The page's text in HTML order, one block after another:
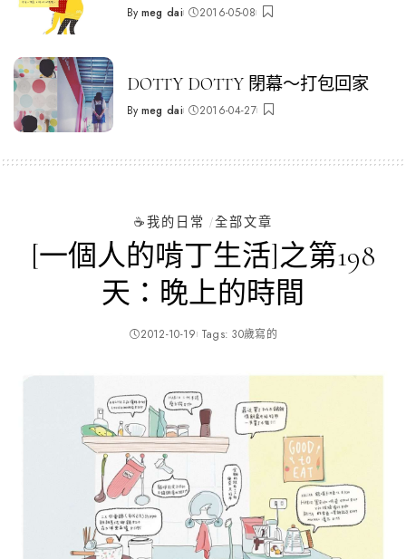
Posted
By meg dai 2016-05-08
DOTTY DOTTY 閉幕～打包回家
Posted
By meg dai 2016-04-27
☕️我的日常 全部文章
[一個人的啃丁生活]之第198
天：晚上的時間
2012-10-19 Tags: 30歲寫的